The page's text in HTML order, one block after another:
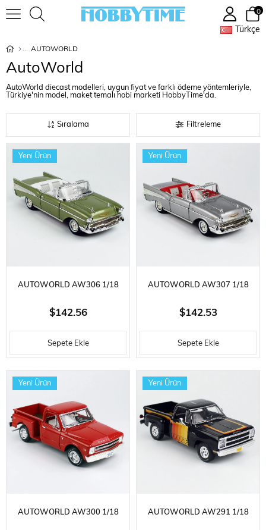
Türkçe
0
AUTOWORLD
AutoWorld
AutoWorld diecast modelleri, uygun fiyat ve farklı ödeme yöntemleriyle,
Türkiye'nin model, maket temalı hobi marketi HobbyTime'da.
Filtreleme
Sıralama
AUTOWORLD AW306 1/18
ÖLÇEK, 1957 CHEVROLET BEL
AIR CONVERTIBLE, METALIK
YEŞIL, SERGILEMEYE HAZIR
METAL ARABA MODELI
$142.56
Sepete Ekle
Yeni Ürün
AUTOWORLD AW307 1/18
ÖLÇEK, 1957 CHEVROLET BEL
AIR CONVERTIBLE, METALIK
GÜMÜŞ, SERGILEMEYE HAZIR
METAL ARABA MODELI
$142.53
Sepete Ekle
Yeni Ürün
AUTOWORLD AW300 1/18
Yeni Ürün
AUTOWORLD AW291 1/18
Yeni Ürün